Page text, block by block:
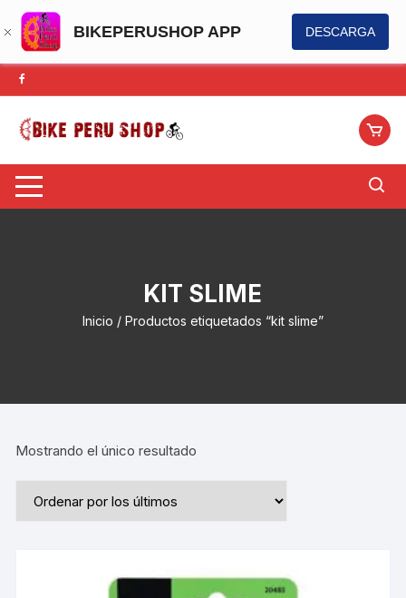
BIKEPERUSHOP APP DESCARGA
Saltar
al
contenido
KIT SLIME
Inicio / Productos etiquetados “kit slime”
Mostrando el único resultado